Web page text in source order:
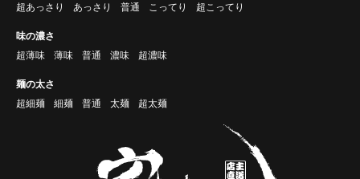
超あっさり
あっさり 普通 こってり 超こってり
味の濃さ
超薄味
薄味 普通 濃味 超濃味
麺の太さ
超細麺
細麺 普通 太麺 超太麺